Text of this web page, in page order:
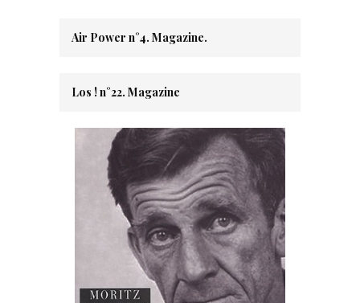
Air Power n°4. Magazine.
Los ! n°22. Magazine